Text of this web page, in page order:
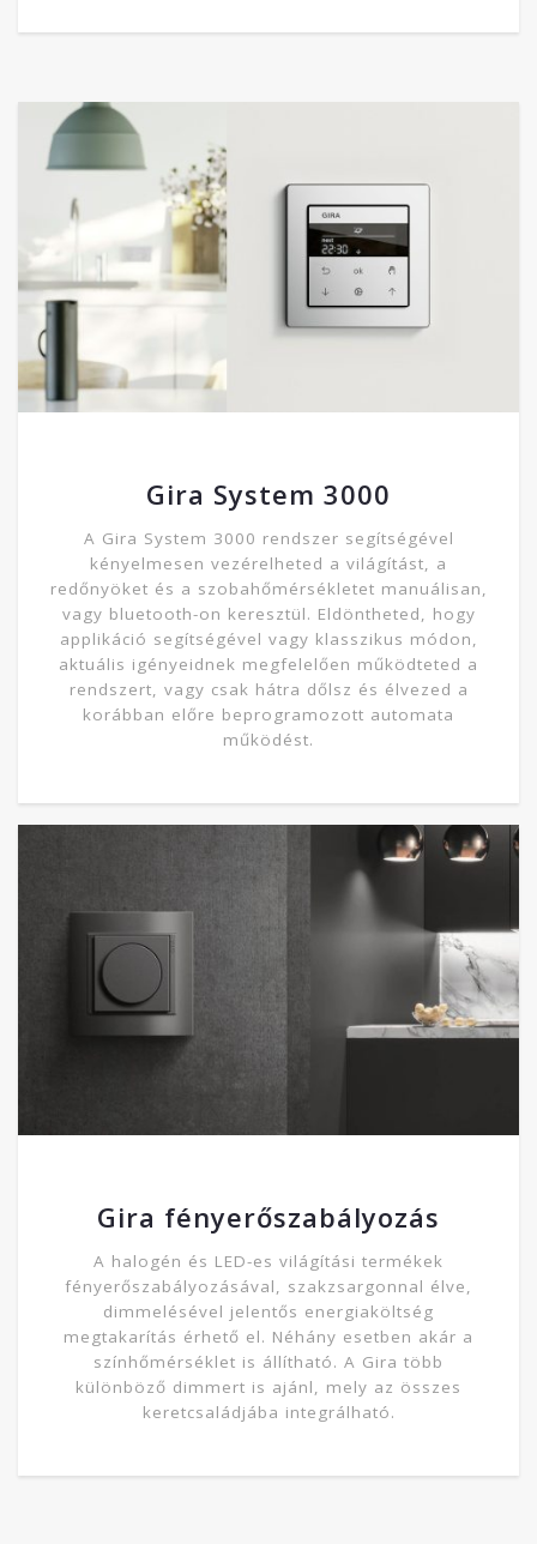
Gira System 3000
A Gira System 3000 rendszer segítségével
kényelmesen vezérelheted a világítást, a
redőnyöket és a szobahőmérsékletet manuálisan,
vagy bluetooth-on keresztül. Eldöntheted, hogy
applikáció segítségével vagy klasszikus módon,
aktuális igényeidnek megfelelően működteted a
rendszert, vagy csak hátra dőlsz és élvezed a
korábban előre beprogramozott automata
működést.
Gira fényerőszabályozás
A halogén és LED-es világítási termékek
fényerőszabályozásával, szakzsargonnal élve,
dimmelésével jelentős energiaköltség
megtakarítás érhető el. Néhány esetben akár a
színhőmérséklet is állítható. A Gira több
különböző dimmert is ajánl, mely az összes
keretcsaládjába integrálható.